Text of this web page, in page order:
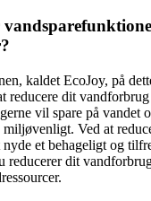
kaldet EcoJoy, på
reducere dit
vil spare på vandet
Ved at
et behageligt og
reducerer dit